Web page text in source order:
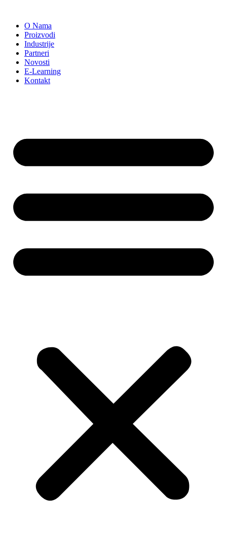
садржајO Nama
Proizvodi
Industrije
Partneri
Novosti
E-Learning
Kontakt